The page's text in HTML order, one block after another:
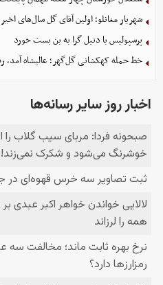
شهریار مغانلو؛ اولین آقای گل سال‌های
پرسپولیس با دنیل گرا به بن بست خورد
خط حمله کهکشانی گل‌گهر؛ عالیشاه آمد،